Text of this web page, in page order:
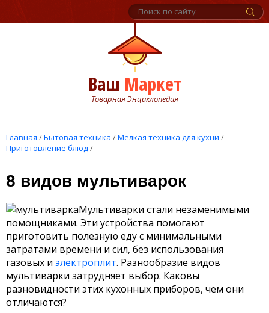
Ваш Маркет
Товарная Энциклопедия
Главная /Бытовая техника /Мелкая техника для кухни /
Приготовление блюд/
8 видов мультиварок
Мультиварки стали незаменимыми
помощниками. Эти устройства помогают
приготовить полезную еду с минимальными
затратами времени и сил, без использования
газовых и электроплит. Разнообразие видов
мультиварки затрудняет выбор. Каковы
разновидности этих кухонных приборов, чем они
отличаются?